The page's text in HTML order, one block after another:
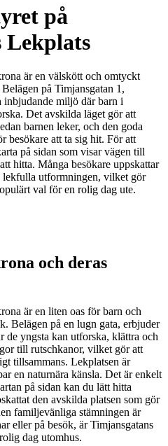
på
Lekplats
är en välskött och omtyckt
på Timjansgatan 1,
inbjudande miljö där barn i
Det avskilda läget gör att
barnen leker, och den goda
besökare att ta sig hit. För att
på sidan som visar vägen till
hitta. Många besökare uppskattar
lekfulla utformningen, vilket gör
val för en rolig dag ute.
och deras
är en liten oas för barn och
Belägen på en lugn gata, erbjuder
de yngsta kan utforska, klättra och
till rutschkanor, vilket gör att
tillsammans. Lekplatsen är
en naturnära känsla. Det är enkelt
på sidan kan du lätt hitta
den avskilda platsen som gör
familjevänliga stämningen är
eller på besök, är Timjansgatans
dag utomhus.